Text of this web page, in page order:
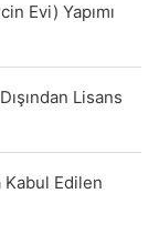
Evi) Yapımı
Lisans
Kabul Edilen